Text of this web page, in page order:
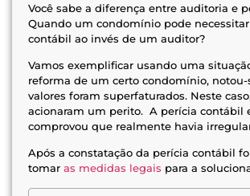
Você sabe a diferença entre auditoria e
Quando um condomínio pode
contábil ao invés de um auditor?
Vamos exemplificar usando uma
reforma de um certo condomínio, notou-
valores foram superfaturados. Neste
acionaram um perito. A perícia contábil
comprovou que realmente havia
Após a constatação da perícia contábil
tomar as medidas legais para a